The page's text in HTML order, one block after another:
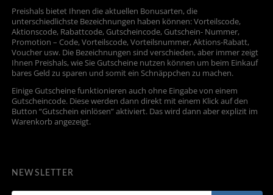
Preishals bietet Ihnen die aktuellen Bonusarten, die
unterschiedlichste Bezeichnungen haben können: Vorteilscode,
Aktionscode, Rabattcode, Gutscheincode, Gutschein- Nummer,
Promotion – Code, Vorteilscode, Vorteilsnummer, Aktions-Rabatt,
Voucher usw. Die Bezeichnungen sind verschieden, aber immer zeigt
Ihnen Preishals, wie Sie Gutscheine nutzen können um beim Einkauf
bares Geld zu sparen und somit ein Schnäppchen zu machen.
Einige Gutscheine funktionieren auch ohne Eingabe von einem
Gutscheincode. Diese werden dann direkt mit einem Klick auf den
Button “Gutschein einlösen” aktiviert. Das wird dann aber explizit im
Warenkorb angezeigt.
NEWSLETTER